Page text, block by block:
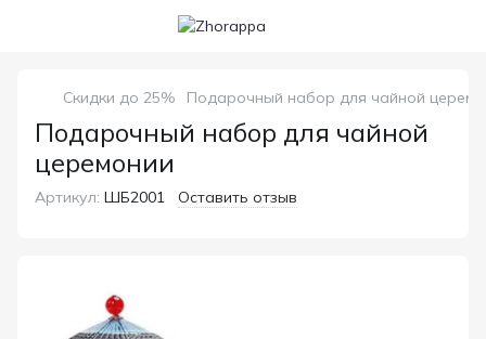
Скидки до 25% Подарочный набор для чайной
Подарочный набор для чайной
церемонии
Артикул: ШБ2001 Оставить отзыв